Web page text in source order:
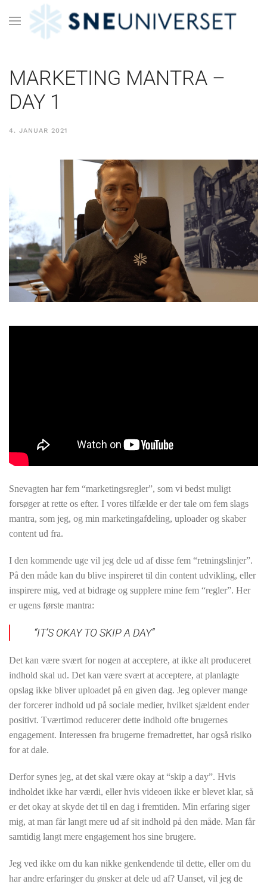
MARKETING MANTRA –
DAY 1
4. JANUAR 2021
Snevagten har fem “marketingsregler”, som vi bedst muligt
forsøger at rette os efter. I vores tilfælde er der tale om fem slags
mantra, som jeg, og min marketingafdeling, uploader og skaber
content ud fra.
I den kommende uge vil jeg dele ud af disse fem “retningslinjer”.
På den måde kan du blive inspireret til din content udvikling, eller
inspirere mig, ved at bidrage og supplere mine fem “regler”. Her
er ugens første mantra:
“IT’S OKAY TO SKIP A DAY”
Det kan være svært for nogen at acceptere, at ikke alt produceret
indhold skal ud. Det kan være svært at acceptere, at planlagte
opslag ikke bliver uploadet på en given dag. Jeg oplever mange
der forcerer indhold ud på sociale medier, hvilket sjældent ender
positivt. Tværtimod reducerer dette indhold ofte brugernes
engagement. Interessen fra brugerne fremadrettet, har også risiko
for at dale.
Derfor synes jeg, at det skal være okay at “skip a day”. Hvis
indholdet ikke har værdi, eller hvis videoen ikke er blevet klar, så
er det okay at skyde det til en dag i fremtiden. Min erfaring siger
mig, at man får langt mere ud af sit indhold på den måde. Man får
samtidig langt mere engagement hos sine brugere.
Jeg ved ikke om du kan nikke genkendende til dette, eller om du
har andre erfaringer du ønsker at dele ud af? Uanset, vil jeg de